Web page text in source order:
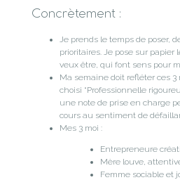
Concrètement :
Je prends le temps de poser,
prioritaires. Je pose sur papier
veux être, qui font sens pour
Ma semaine doit refléter ces 3
choisi “Professionnelle
une note de prise en charge
cours au sentiment de
Mes 3 moi :
Entrepreneure
Mère louve,
Femme sociable et